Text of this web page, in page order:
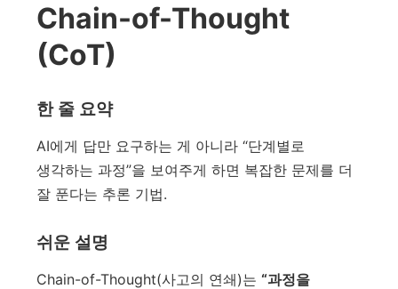
Chain-of-Thought
(CoT)
한 줄 요약
AI에게 답만 요구하는 게 아니라 “단계별로
생각하는 과정”을 보여주게 하면 복잡한 문제를 더
잘 푼다는 추론 기법.
쉬운 설명
Chain-of-Thought(사고의 연쇄)는“과정을